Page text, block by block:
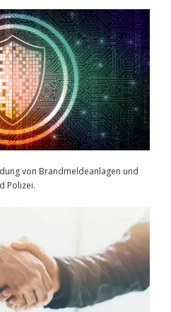
von Brandmeldeanlagen und
Polizei.